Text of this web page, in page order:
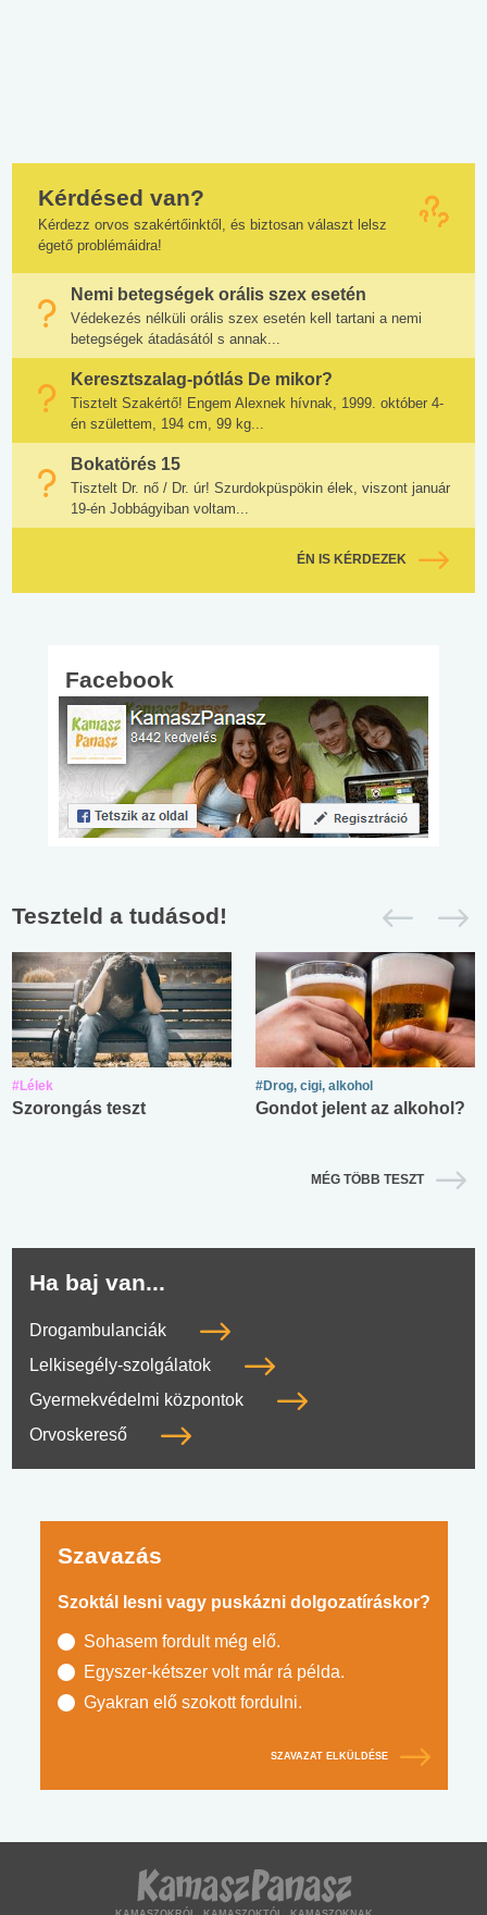
Kérdésed van?
Kérdezz orvos szakértőinktől, és biztosan választ lelsz
égető problémáidra!
Nemi betegségek orális szex esetén
Védekezés nélküli orális szex esetén kell tartani a nemi
betegségek átadásától s annak...
Keresztszalag-pótlás De mikor?
Tisztelt Szakértő! Engem Alexnek hívnak, 1999. október 4-
én születtem, 194 cm, 99 kg...
Bokatörés 15
Tisztelt Dr. nő / Dr. úr! Szurdokpüspökin élek, viszont január
19-én Jobbágyiban voltam...
ÉN IS KÉRDEZEK
Facebook
Teszteld a tudásod!
#Lélek
Szorongás teszt
#Drog, cigi, alkohol
Gondot jelent az alkohol?
MÉG TÖBB TESZT
Ha baj van...
Drogambulanciák
Lelkisegély-szolgálatok
Gyermekvédelmi központok
Orvoskereső
Szavazás
Szoktál lesni vagy puskázni dolgozatíráskor?
Sohasem fordult még elő.
Egyszer-kétszer volt már rá példa.
Gyakran elő szokott fordulni.
SZAVAZAT ELKÜLDÉSE